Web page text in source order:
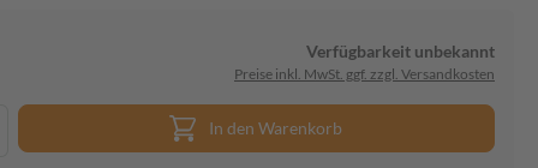
Verfügbarkeit unbekannt
Preise inkl. MwSt. ggf. zzgl. Versandkosten
In den Warenkorb